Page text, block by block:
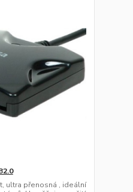
ultra přenosná , ideální